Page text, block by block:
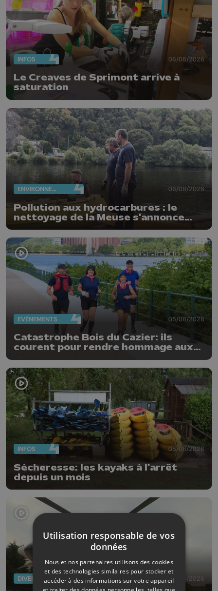
INFOS 06/08/2026
Le Creaves de Sprimont arrive à
saturation
ENVIRONNEMENT 06/08/2026
Pollution aux hydrocarbures : le
nettoyage de la Meuse s'annonce
compliqué
EVÈNEMENTS 05/08/2026
Catastrophe Bois du Cazier: ils
courent pour rendre hommage aux
INFOS 05/08/2026
Sécheresse: les kayaks à l'arrêt
depuis un mois
DIVERS 05/08/2026
Utilisation responsable de vos
données
Nous et nos partenaires utilisons des cookies
et des technologies similaires pour stocker et
accéder à des informations sur votre appareil